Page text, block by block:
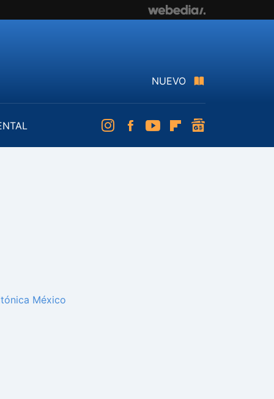
NUEVO
InstagramFacebookYoutubeFlipboard
México